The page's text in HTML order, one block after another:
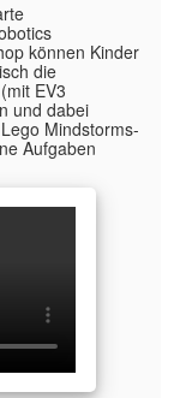
können Kinder
die
EV3
und dabei
Mindstorms-
Aufgaben